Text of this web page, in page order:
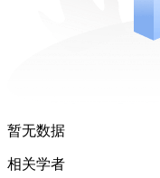
暂无数据
相关学者